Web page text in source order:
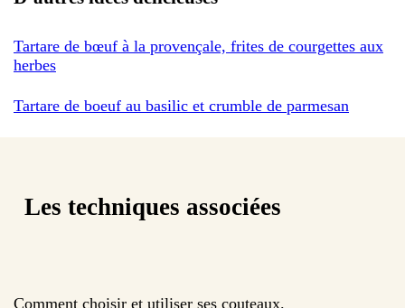
Tartare de bœuf à la provençale, frites de courgettes aux
herbes
Tartare de boeuf au basilic et crumble de parmesan
Les techniques associées
Comment choisir et utiliser ses couteaux.